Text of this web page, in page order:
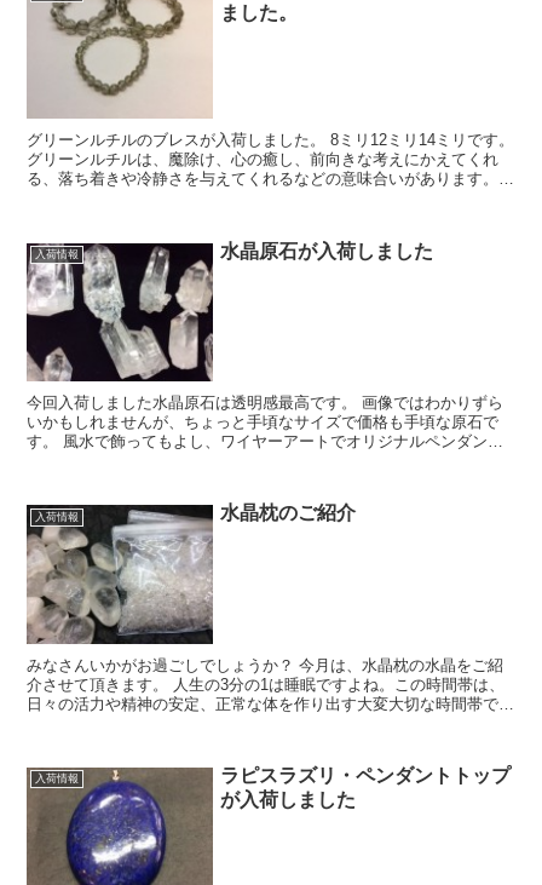
ました。
グリーンルチルのブレスが入荷しました。 8ミリ12ミリ14ミリです。
グリーンルチルは、魔除け、心の癒し、前向きな考えにかえてくれ
る、落ち着きや冷静さを与えてくれるなどの意味合いがあります。
入荷情報 水晶原石が入荷しました
今回入荷しました水晶原石は透明感最高です。 画像ではわかりずら
いかもしれませんが、ちょっと手頃なサイズで価格も手頃な原石で
す。 風水で飾ってもよし、ワイヤーアートでオリジナルペンダント
入荷情報 水晶枕のご紹介
みなさんいかがお過ごしでしょうか？ 今月は、水晶枕の水晶をご紹
介させて頂きます。 人生の3分の1は睡眠ですよね。この時間帯は、
日々の活力や精神の安定、正常な体を作り出す大変大切な時間帯で
入荷情報
ラピスラズリ・ペンダントトップ
が入荷しました